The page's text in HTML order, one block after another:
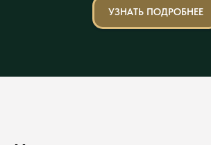
УЗНАТЬ ПОДРОБНЕЕ